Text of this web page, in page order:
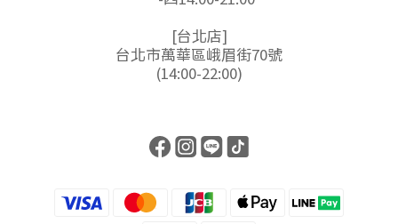
[台北店]
台北市萬華區峨眉街70號
(14:00-22:00)